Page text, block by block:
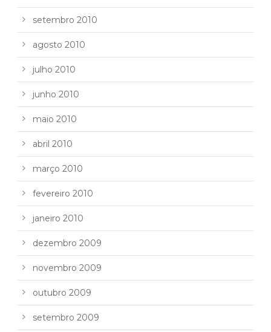
setembro 2010
agosto 2010
julho 2010
junho 2010
maio 2010
abril 2010
março 2010
fevereiro 2010
janeiro 2010
dezembro 2009
novembro 2009
outubro 2009
setembro 2009